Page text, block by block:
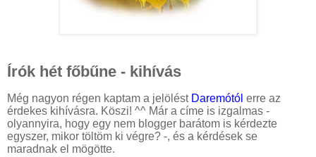
Írók hét főbűne - kihívás
Még nagyon régen kaptam a jelölést Daremótól erre az
érdekes kihívásra. Köszi! ^^ Már a címe is izgalmas -
olyannyira, hogy egy nem blogger barátom is kérdezte
egyszer, mikor töltöm ki végre? -, és a kérdések se
maradnak el mögötte.